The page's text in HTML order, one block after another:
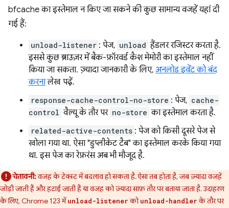
bfcache का इस्तेमाल न किए जा सकने की कुछ सामान्य वजहें यहां दी
गई हैं:
unload-listener : पेज, unload हैंडलर रजिस्टर करता है.
इससे कुछ ब्राउज़र में बैक-फ़ॉरवर्ड कैश मेमोरी का इस्तेमाल नहीं
किया जा सकता. ज़्यादा जानकारी के लिए, अनलोड इवेंट को बंद
करनालेख पढ़ें.
response-cache-control-no-store : पेज, cache-
control वैल्यू के तौर पर no-store का इस्तेमाल करता है.
related-active-contents : पेज को किसी दूसरे पेज से
खोला गया था. ऐसा "डुप्लीकेट टैब" का इस्तेमाल करके किया गया
था. इस पेज का रेफ़रंस अब भी मौजूद है.
चेतावनी:वजह के टेक्स्ट में बदलाव हो सकता है. ऐसा तब होता है, जब ज़्यादा वजहें
जोड़ी जाती हैं और हटाई जाती हैं या वजह को ज़्यादा साफ़ तौर पर बताया जाता है. उदाहरण
के लिए, Chrome 123 मेंunload-listenerकोunload-handlerके तौर पर